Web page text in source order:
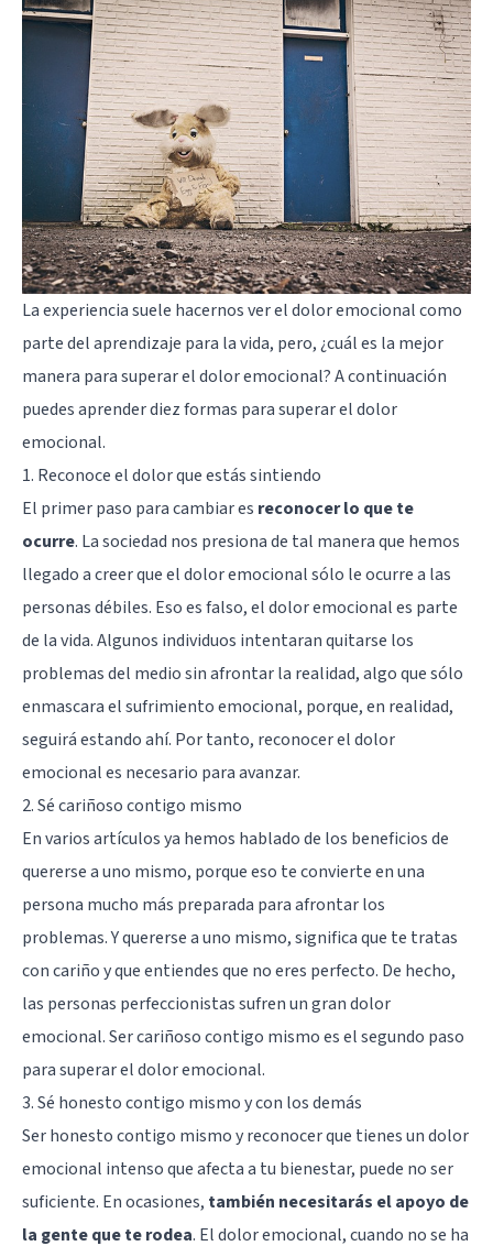
La experiencia suele hacernos ver el dolor emocional como
parte del aprendizaje para la vida, pero, ¿cuál es la mejor
manera para superar el dolor emocional? A continuación
puedes aprender diez formas para superar el dolor
emocional.
1. Reconoce el dolor que estás sintiendo
El primer paso para cambiar es reconocer lo que te
ocurre. La sociedad nos presiona de tal manera que hemos
llegado a creer que el dolor emocional sólo le ocurre a las
personas débiles. Eso es falso, el dolor emocional es parte
de la vida. Algunos individuos intentaran quitarse los
problemas del medio sin afrontar la realidad, algo que sólo
enmascara el sufrimiento emocional, porque, en realidad,
seguirá estando ahí. Por tanto, reconocer el dolor
emocional es necesario para avanzar.
2. Sé cariñoso contigo mismo
En varios artículos ya hemos hablado de los beneficios de
quererse a uno mismo, porque eso te convierte en una
persona mucho más preparada para afrontar los
problemas. Y quererse a uno mismo, significa que te tratas
con cariño y que entiendes que no eres perfecto. De hecho,
las personas perfeccionistassufren un gran dolor
emocional. Ser cariñoso contigo mismo es el segundo paso
para superar el dolor emocional.
3. Sé honesto contigo mismo y con los demás
Ser honesto contigo mismo y reconocer que tienes un dolor
emocional intenso que afecta a tu bienestar, puede no ser
suficiente. En ocasiones, también necesitarás el apoyo de
la gente que te rodea. El dolor emocional, cuando no se ha